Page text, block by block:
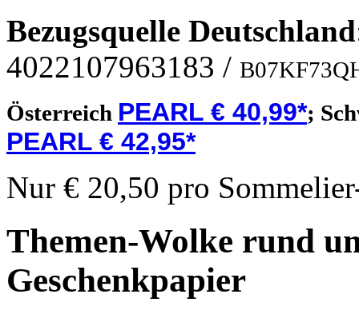
Bezugsquelle Deutschland
4022107963183 /
Österreich PEARL € 40,99*;
PEARL € 42,95*
Nur € 20,50 pro
Themen-Wolke rund
Geschenkpapier